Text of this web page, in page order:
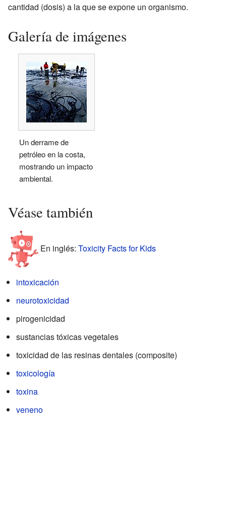
cantidad (dosis) a la que se expone un organismo.
Galería de imágenes
Un derrame de
petróleo en la costa,
mostrando un impacto
ambiental.
Véase también
En inglés: Toxicity Facts for Kids
intoxicación
neurotoxicidad
pirogenicidad
sustancias tóxicas vegetales
toxicidad de las resinas dentales (composite)
toxicología
toxina
veneno